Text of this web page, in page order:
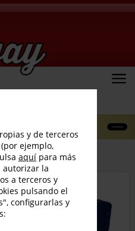
y de terceros
ejemplo,
aquí para más
autorizar la
a terceros y
pulsando el
configurarlas y